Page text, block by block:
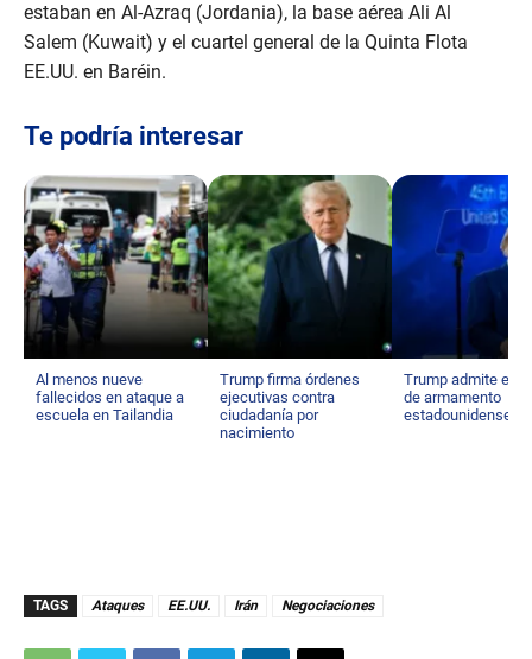
estaban en Al-Azraq (Jordania), la base aérea Ali Al
Salem (Kuwait) y el cuartel general de la Quinta Flota
EE.UU. en Baréin.
Te podría interesar
Al menos nueve
fallecidos en ataque a
escuela en Tailandia
Trump firma órdenes
ejecutivas contra
ciudadanía por
nacimiento
Trump admite
de armamento
estadounidense
TAGS Ataques EE.UU. Irán Negociaciones